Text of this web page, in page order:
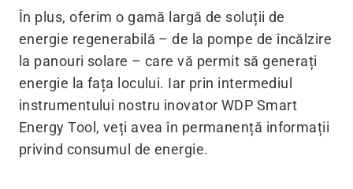
În plus, oferim o gamă largă de soluții de
energie regenerabilă – de la pompe de încălzire
la panouri solare – care vă permit să generați
energie la fața locului. Iar prin intermediul
instrumentului nostru inovator WDP Smart
Energy Tool, veți avea în permanență informații
privind consumul de energie.